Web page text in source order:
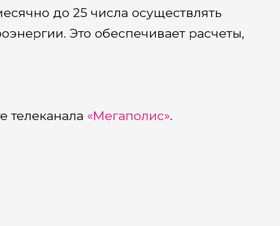
до 25 числа осуществлять
Это обеспечивает расчеты,
«Мегаполис».